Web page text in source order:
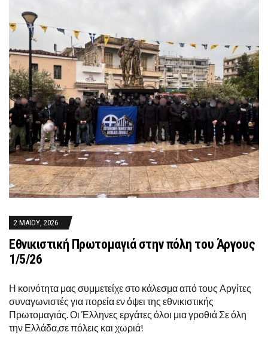
2 ΜΑΪ́ΟΥ, 2026
Εθνικιστική Πρωτομαγιά στην πόλη του Άργους
1/5/26
Η κοινότητα μας συμμετείχε στο κάλεσμα από τους Αργίτες
συναγωνιστές για πορεία εν όψει της εθνικιστικής
Πρωτομαγιάς. Οι Έλληνες εργάτες όλοι μια γροθιά Σε όλη
την Ελλάδα,σε πόλεις και χωριά!